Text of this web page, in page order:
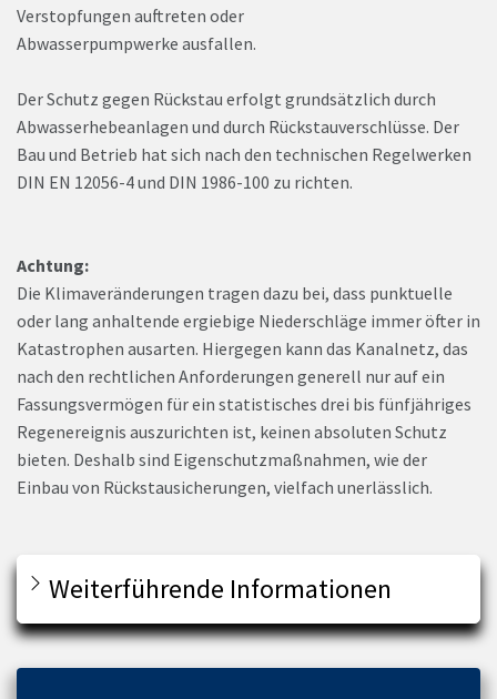
Verstopfungen auftreten oder
Abwasserpumpwerke ausfallen.
Der Schutz gegen Rückstau erfolgt grundsätzlich durch
Abwasserhebeanlagen und durch Rückstauverschlüsse. Der
Bau und Betrieb hat sich nach den technischen Regelwerken
DIN EN 12056-4 und DIN 1986-100 zu richten.
Achtung:
Die Klimaveränderungen tragen dazu bei, dass punktuelle
oder lang anhaltende ergiebige Niederschläge immer öfter in
Katastrophen ausarten. Hiergegen kann das Kanalnetz, das
nach den rechtlichen Anforderungen generell nur auf ein
Fassungsvermögen für ein statistisches drei bis fünfjähriges
Regenereignis auszurichten ist, keinen absoluten Schutz
bieten. Deshalb sind Eigenschutzmaßnahmen, wie der
Einbau von Rückstausicherungen, vielfach unerlässlich.
Weiterführende Informationen